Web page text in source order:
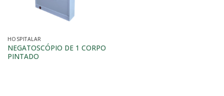
HOSPITALAR
NEGATOSCÓPIO DE 1 CORPO
PINTADO